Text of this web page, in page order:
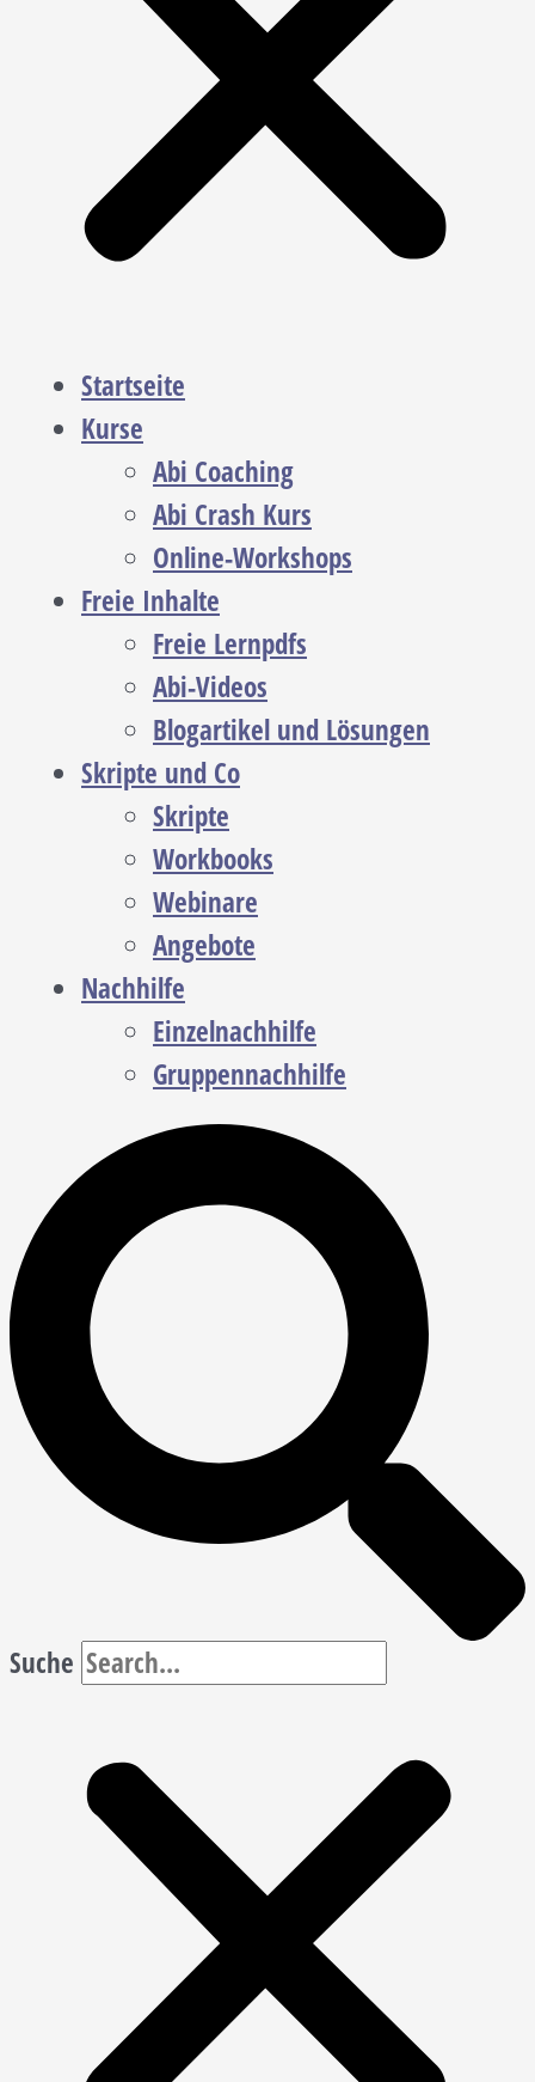
Startseite
Kurse
Abi Coaching
Abi Crash Kurs
Online-Workshops
Freie Inhalte
Freie Lernpdfs
Abi-Videos
Blogartikel und Lösungen
Skripte und Co
Skripte
Workbooks
Webinare
Angebote
Nachhilfe
Einzelnachhilfe
Gruppennachhilfe
Suche